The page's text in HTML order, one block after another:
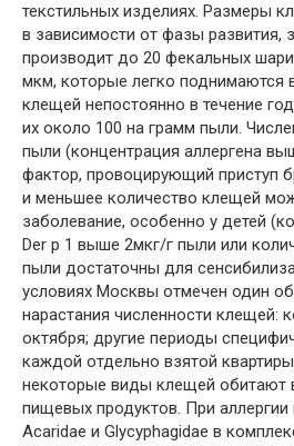
текстильных изделиях. Размеры
в зависимости от фазы развития,
производит до 20 фекальных
мкм, которые легко поднимаются
клещей непостоянно в течение
их около 100 на грамм пыли.
пыли (концентрация аллергена
фактор, провоцирующий приступ
и меньшее количество клещей
заболевание, особенно у детей
Der p 1 выше 2мкг/г пыли или
пыли достаточны для
условиях Москвы отмечен один
нарастания численности клещей:
октября; другие периоды
каждой отдельно взятой
некоторые виды клещей обитают
пищевых продуктов. При
Acaridae и Glycyphagidae в